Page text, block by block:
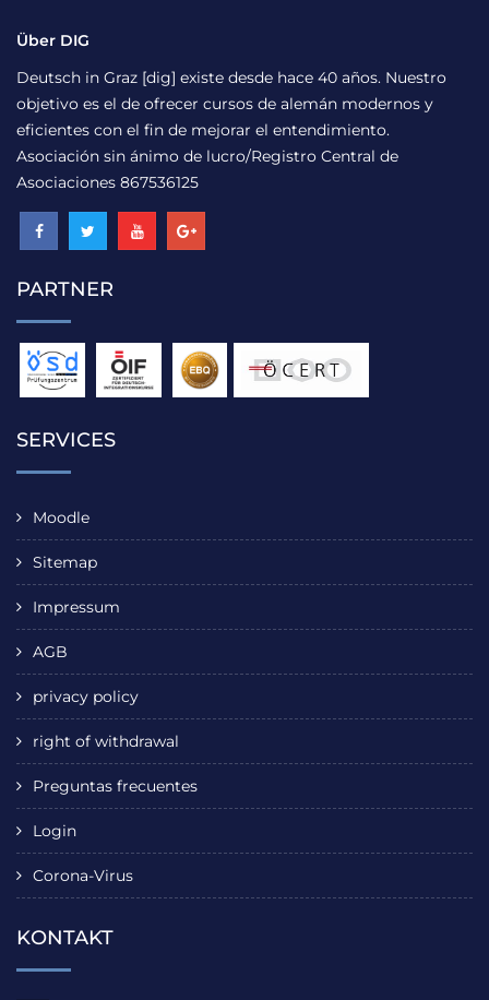
Über DIG
Deutsch in Graz [dig] existe desde hace 40 años. Nuestro
objetivo es el de ofrecer cursos de alemán modernos y
eficientes con el fin de mejorar el entendimiento.
Asociación sin ánimo de lucro/Registro Central de
Asociaciones 867536125
PARTNER
SERVICES
Moodle
Sitemap
Impressum
AGB
privacy policy
right of withdrawal
Preguntas frecuentes
Login
Corona-Virus
KONTAKT